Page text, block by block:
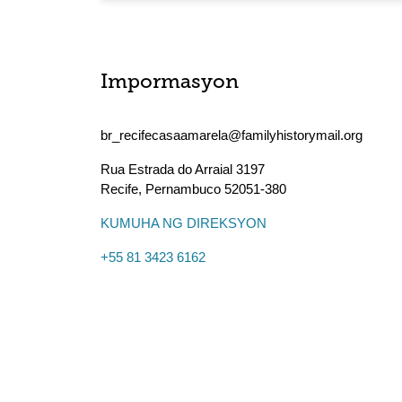
Impormasyon
br_recifecasaamarela@familyhistorymail.org
Rua Estrada do Arraial 3197
Recife, Pernambuco 52051-380
KUMUHA NG DIREKSYON
+55 81 3423 6162